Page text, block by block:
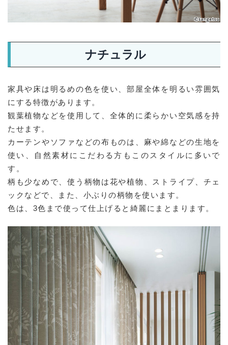
ナチュラル
家具や床は明るめの色を使い、部屋全体を明るい雰囲気
にする特徴があります。
観葉植物などを使用して、全体的に柔らかい空気感を持
たせます。
カーテンやソファなどの布ものは、麻や綿などの生地を
使い、自然素材にこだわる方もこのスタイルに多いで
す。
柄も少なめで、使う柄物は花や植物、ストライプ、チェ
ックなどで、また、小ぶりの柄物を使います。
色は、3色まで使って仕上げると綺麗にまとまります。